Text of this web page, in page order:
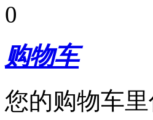
0
购物车
您的购物车